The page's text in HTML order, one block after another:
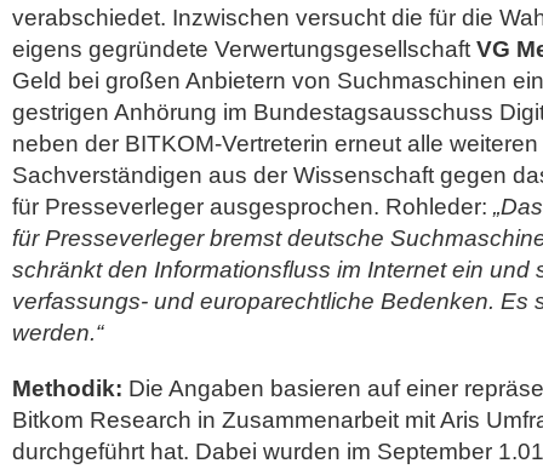
verabschiedet. Inzwischen versucht die für die
eigens gegründete Verwertungsgesellschaft VG
Geld bei großen Anbietern von Suchmaschinen
gestrigen Anhörung im Bundestagsausschuss
neben der BITKOM-Vertreterin erneut alle
Sachverständigen aus der Wissenschaft gegen
für Presseverleger ausgesprochen. Rohleder:
für Presseverleger bremst deutsche
schränkt den Informationsfluss im Internet ein und
verfassungs- und europarechtliche Bedenken. Es
werden.“
Methodik: Die Angaben basieren auf einer
Bitkom Research in Zusammenarbeit mit Aris
durchgeführt hat. Dabei wurden im September